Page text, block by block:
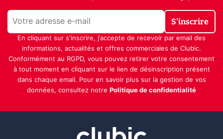
S'inscrire
En cliquant sur s'inscrire, j’accepte de recevoir par email des
informations, actualités et offres commerciales de Clubic.
Conformément au RGPD, vous pouvez retirer votre consentement
à tout moment en cliquant sur le lien de désinscription présent
dans chaque email. Pour en savoir plus sur la gestion de vos
données, consultez notre Politique de confidentialité